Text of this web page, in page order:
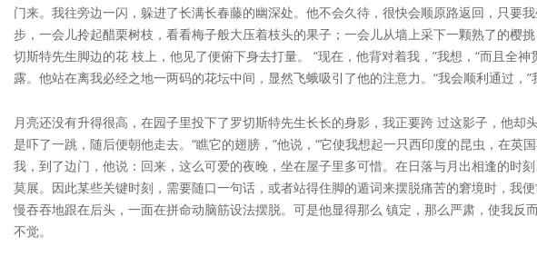
门来。我往旁边一闪，躲进了长满长春藤的幽深处。他不会久待，很快会顺原路返回，只
步，一会儿拎起醋栗树枝，看看梅子般大压着枝头的果子；一会儿从墙上采下一颗熟了的
切斯特先生脚边的花 枝上，他见了便俯下身去打量。 “现在，他背对着我，”我想，“而且全
露。他站在离我必经之地一两码的花坛中间，显然飞蛾吸引了他的注意力。“我会顺利通过，”
月亮还没有升得很高，在园子里投下了罗切斯特先生长长的身影，我正要跨 过这影子，他
是吓了一跳，随后便朝他走去。“瞧它的翅膀，”他说，“它使我想起一只西印度的昆虫，在
我，到了边门，他说：回来，这么可爱的夜晚，坐在屋子里多可惜。在日落与月出相逢的时
莫展。因此某些关键时刻，需要随口一句话，或者站得住脚的遁词来摆脱痛苦的窘境时，
慢吞吞地跟在后头，一面在拼命动脑筋设法摆脱。可是他显得那么 镇定，那么严肃，使
不觉。